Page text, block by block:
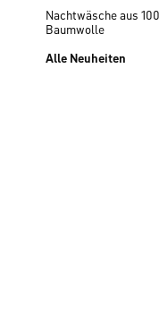
Nachtwäsche aus
Baumwolle
Alle Neuheiten